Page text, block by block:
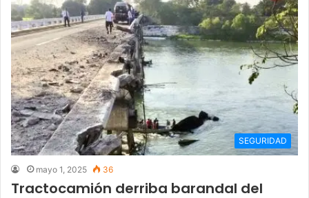
SEGURIDAD
mayo 1, 2025 36
Tractocamión derriba barandal del